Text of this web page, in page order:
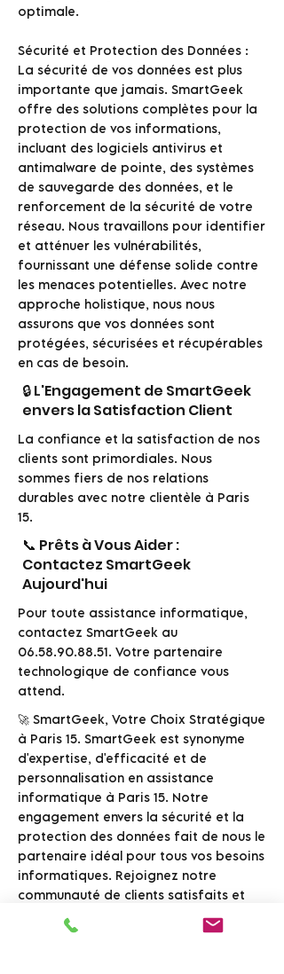
optimale.
Sécurité et Protection des Données :
La sécurité de vos données est plus
importante que jamais. SmartGeek
offre des solutions complètes pour la
protection de vos informations,
incluant des logiciels antivirus et
antimalware de pointe, des systèmes
de sauvegarde des données, et le
renforcement de la sécurité de votre
réseau. Nous travaillons pour identifier
et atténuer les vulnérabilités,
fournissant une défense solide contre
les menaces potentielles. Avec notre
approche holistique, nous nous
assurons que vos données sont
protégées, sécurisées et récupérables
en cas de besoin.
🔒 L'Engagement de SmartGeek
envers la Satisfaction Client
La confiance et la satisfaction de nos
clients sont primordiales. Nous
sommes fiers de nos relations
durables avec notre clientèle à Paris
15.
📞 Prêts à Vous Aider :
Contactez SmartGeek
Aujourd'hui
Pour toute assistance informatique,
contactez SmartGeek au
06.58.90.88.51. Votre partenaire
technologique de confiance vous
attend.
🚀 SmartGeek, Votre Choix Stratégique
à Paris 15. SmartGeek est synonyme
d'expertise, d'efficacité et de
personnalisation en assistance
informatique à Paris 15. Notre
engagement envers la sécurité et la
protection des données fait de nous le
partenaire idéal pour tous vos besoins
informatiques. Rejoignez notre
communauté de clients satisfaits et
faites l'expérience d'une assistance
informatique inégalée avec